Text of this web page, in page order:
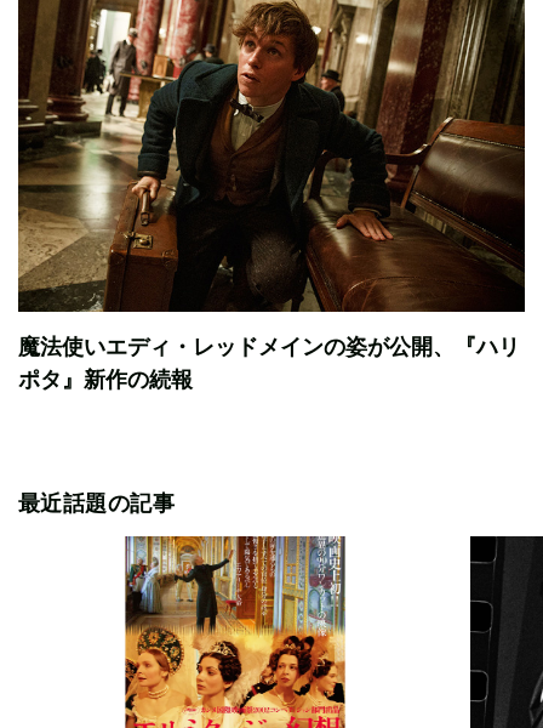
魔法使いエディ・レッドメインの姿が公開、『ハリ
ポタ』新作の続報
最近話題の記事